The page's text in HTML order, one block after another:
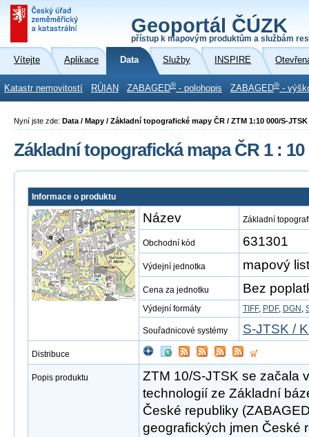
Geoportál ČÚZK
přístup k mapovým produktům a službám
Vítejte Aplikace Data Služby INSPIRE
Katastr nemovitostí RÚIAN ZABAGED® - polohopis ZABAGED® -
Nyní jste zde: Data / Mapy / Základní topografické mapy ČR / ZTM 1:10 000/S-JTSK
Základní topografická mapa ČR 1 : 10
Informace o produktu
Název Základní
Obchodní kód 631301
Výdejní jednotka mapový
Cena za jednotku Bez
Výdejní formáty TIFF, PDF, DGN ,
Souřadnicové systémy S-JTSK /
Distribuce
Popis produktu
ZTM 10/S-JTSK se začala
technologií ze Základní
České republiky
geografických jmen České